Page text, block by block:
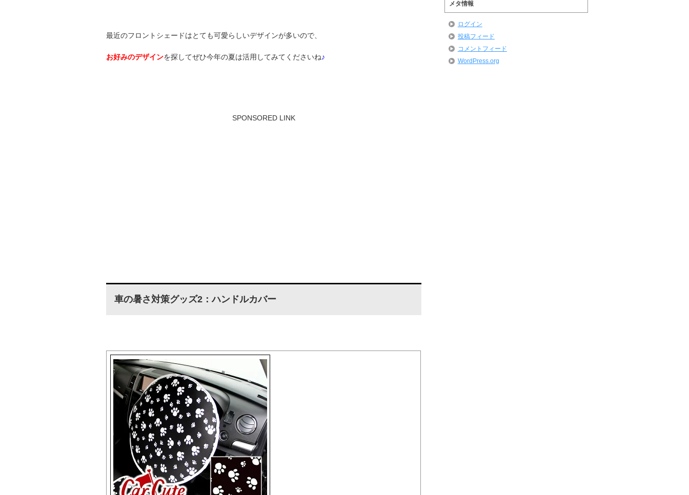
最近のフロントシェードはとても可愛らしいデザインが多いので、
お好みのデザインを探してぜひ今年の夏は活用してみてくださいね♪
SPONSORED LINK
車の暑さ対策グッズ2：ハンドルカバー
メタ情報
ログイン
投稿フィード
コメントフィード
WordPress.org